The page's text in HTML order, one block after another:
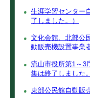
生涯学習センター
了しました。）
文化会館、北部公
動販売機設置事業
流山市役所第1～3
集は終了しました
東部公民館自動販